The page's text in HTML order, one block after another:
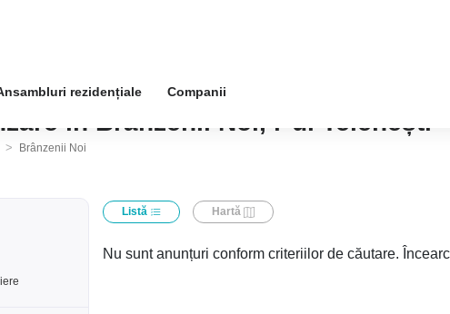
rezidențiale Companii
în Brânzenii Noi, r-ul Telenești
> Brânzenii Noi
Listă Hartă
Nu sunt anunțuri conform criteriilor de căutare.